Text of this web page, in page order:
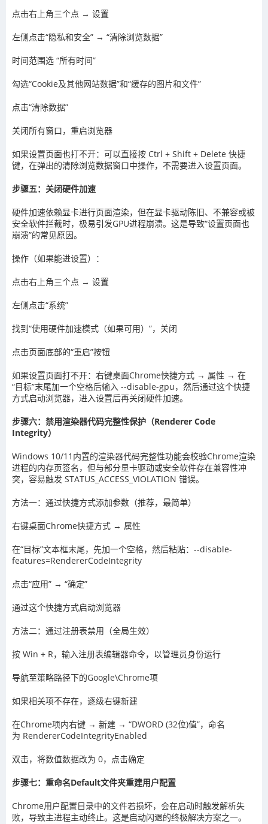
点击右上角三个点 → 设置
左侧点击“隐私和安全” → “清除浏览数据”
时间范围选 “所有时间”
勾选“Cookie及其他网站数据”和“缓存的图片和文件”
点击“清除数据”
关闭所有窗口，重启浏览器
如果设置页面也打不开：可以直接按 Ctrl + Shift + Delete 快捷
键，在弹出的清除浏览数据窗口中操作，不需要进入设置页面。
步骤五：关闭硬件加速
硬件加速依赖显卡进行页面渲染，但在显卡驱动陈旧、不兼容或被
安全软件拦截时，极易引发GPU进程崩溃。这是导致“设置页面也
崩溃”的常见原因。
操作（如果能进设置）：
点击右上角三个点 → 设置
左侧点击“系统”
找到“使用硬件加速模式（如果可用）”，关闭
点击页面底部的“重启”按钮
如果设置页面打不开：右键桌面Chrome快捷方式 → 属性 → 在
“目标”末尾加一个空格后输入 --disable-gpu，然后通过这个快捷
方式启动浏览器，进入设置后再关闭硬件加速。
步骤六：禁用渲染器代码完整性保护（Renderer Code
Integrity）
Windows 10/11内置的渲染器代码完整性功能会校验Chrome渲染
进程的内存页签名，但与部分显卡驱动或安全软件存在兼容性冲
突，容易触发 STATUS_ACCESS_VIOLATION 错误。
方法一：通过快捷方式添加参数（推荐，最简单）
右键桌面Chrome快捷方式 → 属性
在“目标”文本框末尾，先加一个空格，然后粘贴：--disable-
features=RendererCodeIntegrity
点击“应用” → “确定”
通过这个快捷方式启动浏览器
方法二：通过注册表禁用（全局生效）
按 Win + R，输入注册表编辑器命令，以管理员身份运行
导航至策略路径下的Google\Chrome项
如果相关项不存在，逐级右键新建
在Chrome项内右键 → 新建 → “DWORD (32位)值”，命名
为 RendererCodeIntegrityEnabled
双击，将数值数据改为 0，点击确定
步骤七：重命名Default文件夹重建用户配置
Chrome用户配置目录中的文件若损坏，会在启动时触发解析失
败，导致主进程主动终止。这是启动闪退的终极解决方案之一。